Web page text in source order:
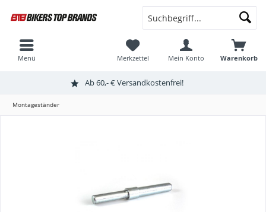
Ab 60,- € Versandkostenfrei!
Warenkorb
Merkzettel Mein Konto
Menü
Montageständer